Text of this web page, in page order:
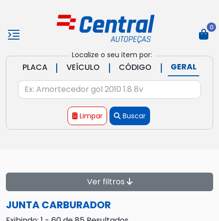
Localize o seu item por:
PLACA | VEÍCULO | CÓDIGO | GERAL
Limpar Buscar
0
Ver filtros
JUNTA CARBURADOR